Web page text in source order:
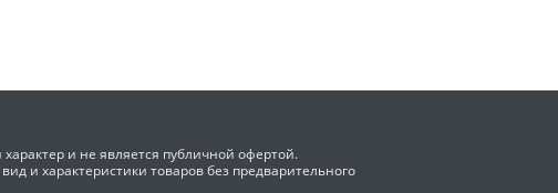
и не является публичной офертой.
и характеристики товаров без предварительного